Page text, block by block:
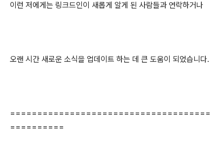
이런 저에게는 링크드인이 새롭게 알게 된 사람들과 연락하거나
오랜 시간 새로운 소식을 업데이트 하는 데 큰 도움이 되었습니다.
=====================================
==========